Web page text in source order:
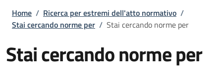
Briciole di pane
Home / Ricerca per estremi dell'atto normativo /
Stai cercando norme per / Stai cercando norme per
Stai cercando norme per